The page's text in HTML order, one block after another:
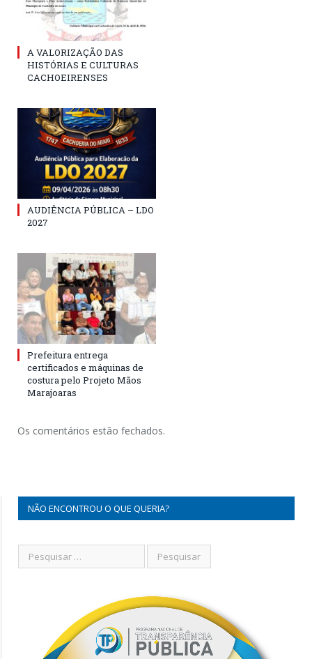
A VALORIZAÇÃO DAS
HISTÓRIAS E CULTURAS
CACHOEIRENSES
AUDIÊNCIA PÚBLICA – LDO
2027
Prefeitura entrega
certificados e máquinas de
costura pelo Projeto Mãos
Marajoaras
Os comentários estão fechados.
NÃO ENCONTROU O QUE QUERIA?